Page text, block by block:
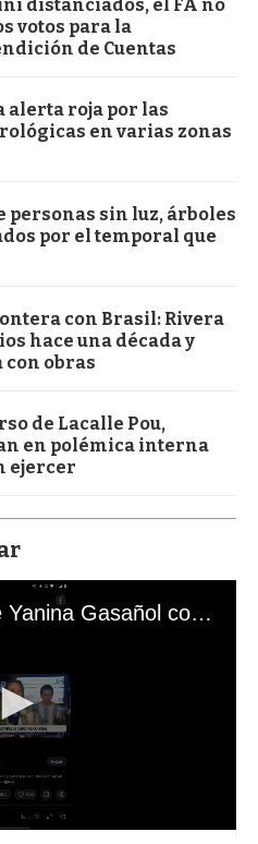
distanciados, el FA no
votos para la
de Cuentas
alerta roja por las
en varias zonas
personas sin luz, árboles
por el temporal que
con Brasil: Rivera
hace una década y
obras
de Lacalle Pou,
en polémica interna
ejercer
El mal momento de Yanina Gasañol con un hincha argentino en "Subrayado"